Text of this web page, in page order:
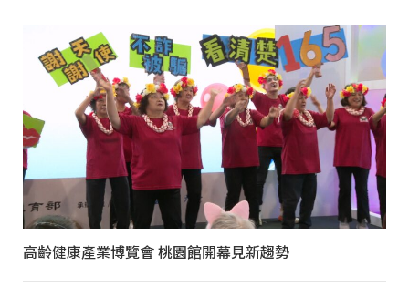
高齡健康產業博覽會 桃園館開幕見新趨勢